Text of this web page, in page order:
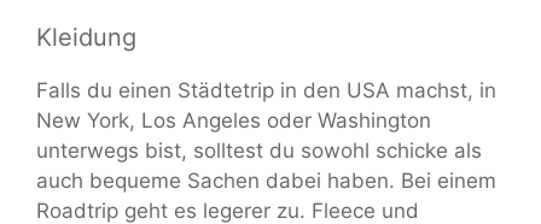
Kleidung
Falls du einen Städtetrip in den USA machst, in
New York, Los Angeles oder Washington
unterwegs bist, solltest du sowohl schicke als
auch bequeme Sachen dabei haben. Bei einem
Roadtrip geht es legerer zu. Fleece und